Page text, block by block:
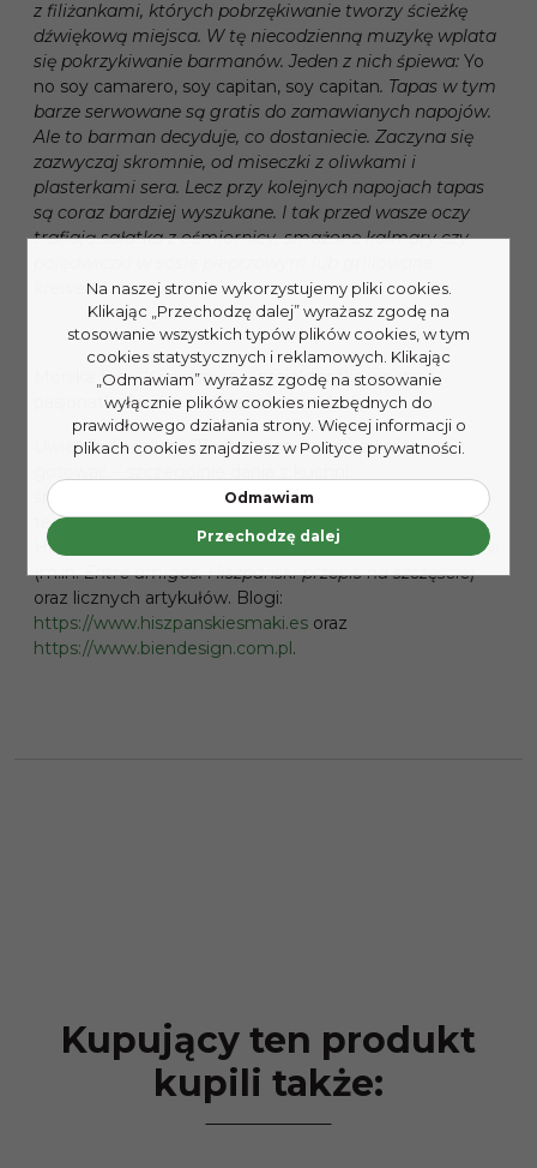
z filiżankami, których pobrzękiwanie tworzy ścieżkę
dźwiękową miejsca. W tę niecodzienną muzykę wplata
się pokrzykiwanie barmanów. Jeden z nich śpiewa: Yo
no soy camarero, soy capitan, soy capitan. Tapas w tym
barze serwowane są gratis do zamawianych napojów.
Ale to barman decyduje, co dostaniecie. Zaczyna się
zazwyczaj skromnie, od miseczki z oliwkami i
plasterkami sera. Lecz przy kolejnych napojach tapas
są coraz bardziej wyszukane. I tak przed wasze oczy
trafiają sałatka z ośmiornicy, smażone kalmary czy
krewetki.
Monika Bień-Königsman – projektantka wnętrz i
pasjonatka krajów śródziemnomorskich.
Uwielbia Andaluzję. Kocha spotykać się z ludźmi i
śródziemnomorskiej i hiszpańskiej. Swoją miłością do
tego kraju zaraziła córkę Weronikę. Autorka bloga
Hiszpańskie Smaki, książek i przewodników po Hiszpanii
(m.in.Entre amigos. Hiszpański przepis na szczęście)
oraz licznych artykułów. Blogi:
https://www.hiszpanskiesmaki.es oraz
https://www.biendesign.com.pl.
Kupujący ten produkt
kupili także:
Na naszej stronie wykorzystujemy pliki cookies.
Klikając „Przechodzę dalej” wyrażasz zgodę na
stosowanie wszystkich typów plików cookies, w tym
cookies statystycznych i reklamowych. Klikając
„Odmawiam” wyrażasz zgodę na stosowanie
wyłącznie plików cookies niezbędnych do
prawidłowego działania strony. Więcej informacji o
plikach cookies znajdziesz w Polityce prywatności.
Odmawiam
Przechodzę dalej